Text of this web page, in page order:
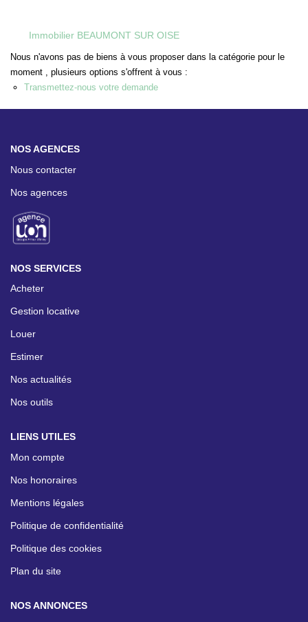
ESPACE GESTION
Immobilier BEAUMONT SUR OISE
Nous n'avons pas de biens à vous proposer dans la catégorie pour le
moment , plusieurs options s'offrent à vous :
Transmettez-nous votre demande
NOS AGENCES
Nous contacter
Nos agences
NOS SERVICES
Acheter
Gestion locative
Louer
Estimer
Nos actualités
Nos outils
LIENS UTILES
Mon compte
Nos honoraires
Mentions légales
Politique de confidentialité
Politique des cookies
Plan du site
NOS ANNONCES